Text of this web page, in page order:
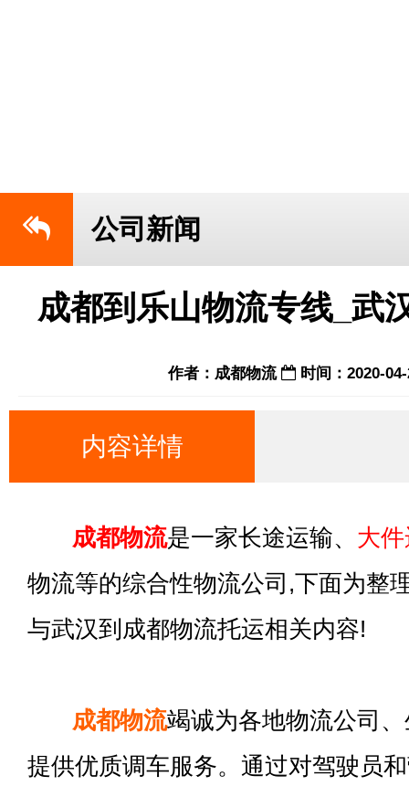
公司新闻
成都到乐山物流专线_武
作者：成都物流 时间：2020-
内容详情
成都物流是一家长途运输、 大
物流等的综合性物流公司,下面为整
与武汉到成都物流托运相关内容!
成都物流竭诚为各地物流公司
提供优质调车服务。通过对驾驶员